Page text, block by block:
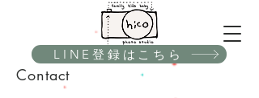
LINE登録はこちら
Contact